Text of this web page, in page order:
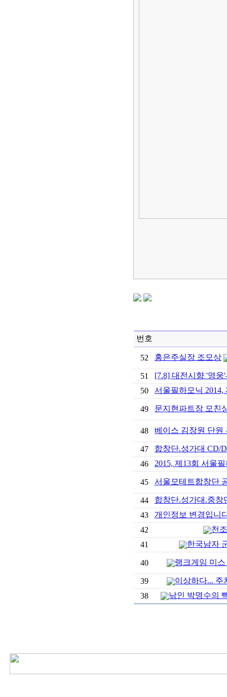
번호
52 홍은주실장 조모상
51
[7.8] 대전시향 '영
50
서울필하모닉
49 문지현파트장 모친
48 베이스 김장원 단원
47
합창단.성가대 CD/
46
2015, 제13회 서울
45 서울모테트합창단
44
합창단.성가대.중창
43
개인정보 변경입니
42
천
41
한국남자
40 랭크게임 미
39
이상하다... 주
38
낚인 박명수의